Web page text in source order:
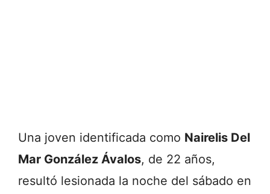
Una joven identificada como Nairelis Del
Mar González Ávalos, de 22 años,
resultó lesionada la noche del sábado en